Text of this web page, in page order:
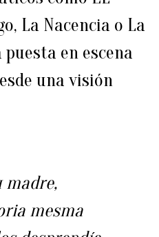
La Nacencia o La
en escena
una visión
madre,
mesma